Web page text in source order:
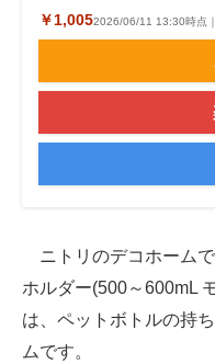
￥1,0052026/06/11 13:30時点
ニトリのデコホーム
ホルダー(500～600mL
は、ペットボトルの持
ムです。